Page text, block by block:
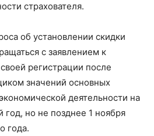
страхователя.
об установлении скидки
с заявлением к
регистрации после
значений основных
деятельности на
но не позднее 1 ноября
года.